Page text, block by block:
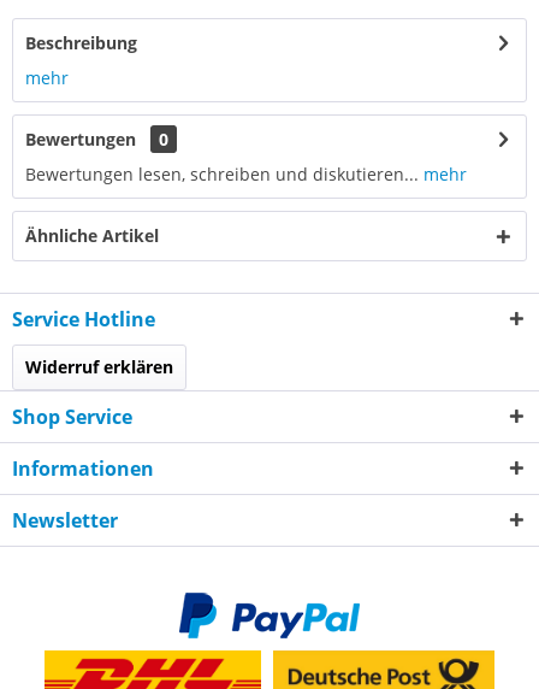
Beschreibung
mehr
Bewertungen
0
Bewertungen lesen, schreiben und diskutieren... mehr
Ähnliche Artikel
Service Hotline
Widerruf erklären
Shop Service
Informationen
Newsletter